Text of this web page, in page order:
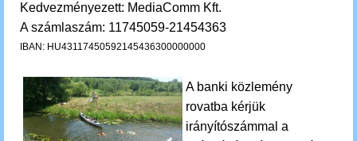
Kedvezményezett: MediaComm Kft.
A számlaszám: 11745059-21454363
IBAN: HU43117450592145436300000000
A banki közlemény
rovatba kérjük
irányítószámmal a